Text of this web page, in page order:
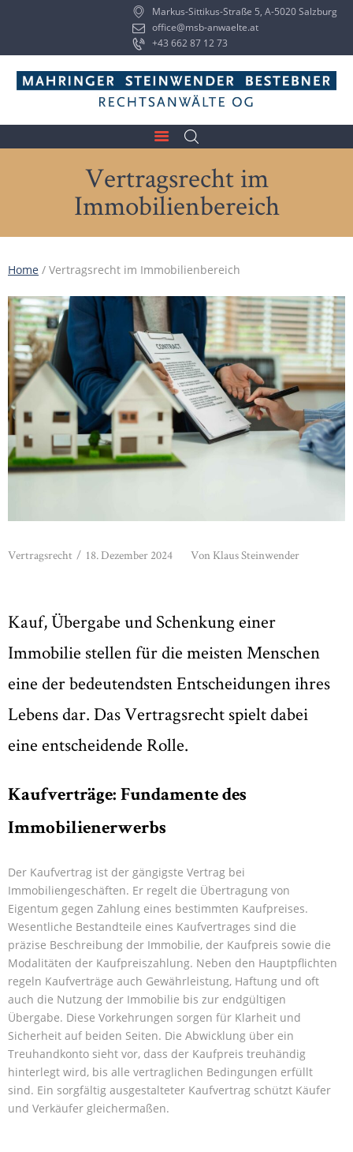
Markus-Sittikus-Straße 5, A-5020 Salzburg
office@msb-anwaelte.at
+43 662 87 12 73
Vertragsrecht im
Immobilienbereich
Home / Vertragsrecht im Immobilienbereich
Vertragsrecht / 18. Dezember 2024 Von Klaus Steinwender
Kauf, Übergabe und Schenkung einer
Immobilie stellen für die meisten Menschen
eine der bedeutendsten Entscheidungen ihres
Lebens dar. Das Vertragsrecht spielt dabei
eine entscheidende Rolle.
Kaufverträge: Fundamente des
Immobilienerwerbs
Der Kaufvertrag ist der gängigste Vertrag bei
Immobiliengeschäften. Er regelt die Übertragung von
Eigentum gegen Zahlung eines bestimmten Kaufpreises.
Wesentliche Bestandteile eines Kaufvertrages sind die
präzise Beschreibung der Immobilie, der Kaufpreis sowie die
Modalitäten der Kaufpreiszahlung. Neben den Hauptpflichten
regeln Kaufverträge auch Gewährleistung, Haftung und oft
auch die Nutzung der Immobilie bis zur endgültigen
Übergabe. Diese Vorkehrungen sorgen für Klarheit und
Sicherheit auf beiden Seiten. Die Abwicklung über ein
Treuhandkonto sieht vor, dass der Kaufpreis treuhändig
hinterlegt wird, bis alle vertraglichen Bedingungen erfüllt
sind. Ein sorgfältig ausgestalteter Kaufvertrag schützt Käufer
und Verkäufer gleichermaßen.